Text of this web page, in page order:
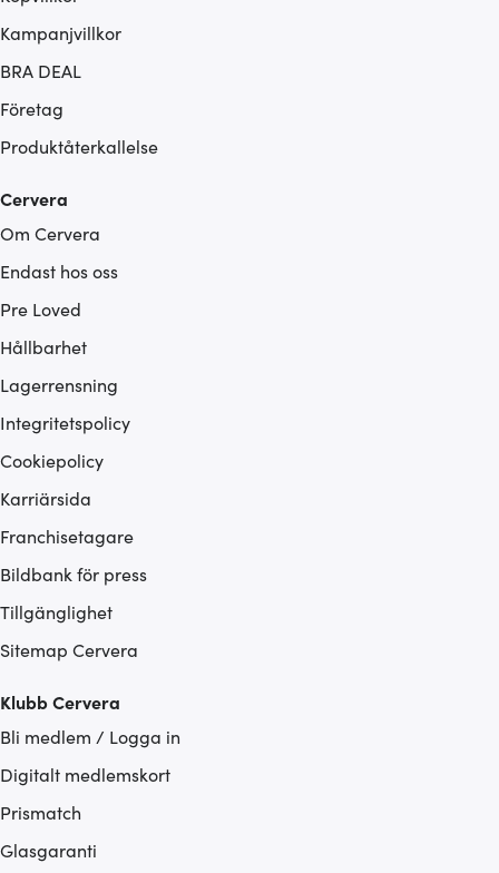
Kampanjvillkor
BRA DEAL
Företag
Produktåterkallelse
Cervera
Om Cervera
Endast hos oss
Pre Loved
Hållbarhet
Lagerrensning
Integritetspolicy
Cookiepolicy
Karriärsida
Franchisetagare
Bildbank för press
Tillgänglighet
Sitemap Cervera
Klubb Cervera
Bli medlem / Logga in
Digitalt medlemskort
Prismatch
Glasgaranti